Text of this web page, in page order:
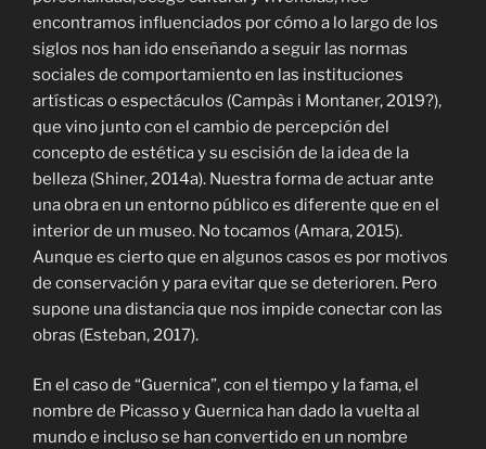
encontramos influenciados por cómo a lo largo de los
siglos nos han ido enseñando a seguir las normas
sociales de comportamiento en las instituciones
artísticas o espectáculos (Campàs i Montaner, 2019?),
que vino junto con el cambio de percepción del
concepto de estética y su escisión de la idea de la
belleza (Shiner, 2014a). Nuestra forma de actuar ante
una obra en un entorno público es diferente que en el
interior de un museo. No tocamos (Amara, 2015).
Aunque es cierto que en algunos casos es por motivos
de conservación y para evitar que se deterioren. Pero
supone una distancia que nos impide conectar con las
obras (Esteban, 2017).
En el caso de “Guernica”, con el tiempo y la fama, el
nombre de Picasso y Guernica han dado la vuelta al
mundo e incluso se han convertido en un nombre